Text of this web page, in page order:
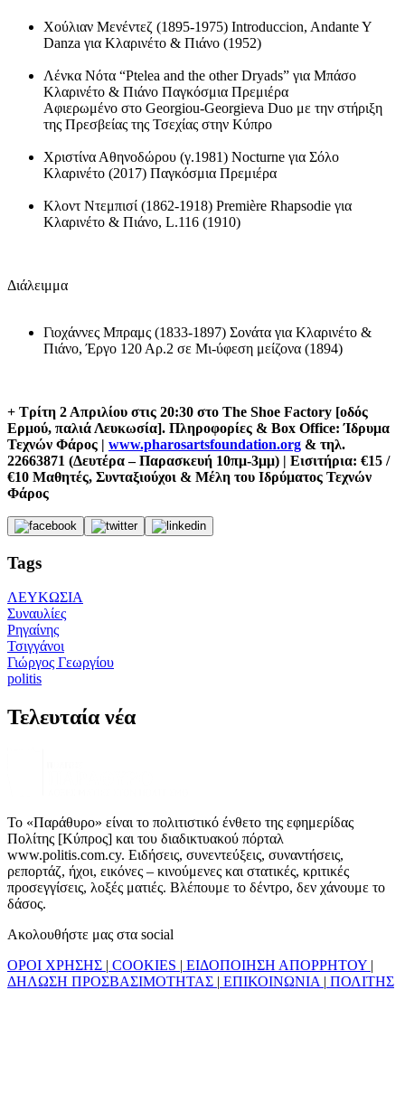
Χούλιαν Μενέντεζ (1895-1975) Introduccion, Andante Y
Danza για Κλαρινέτο & Πιάνο (1952)
Λένκα Νότα “Ptelea and the other Dryads” για Μπάσο
Κλαρινέτο & Πιάνο Παγκόσμια Πρεμιέρα
Αφιερωμένο στο Georgiou-Georgieva Duo με την στήριξη
της Πρεσβείας της Τσεχίας στην Κύπρο
Χριστίνα Αθηνοδώρου (γ.1981) Nocturne για Σόλο
Κλαρινέτο (2017) Παγκόσμια Πρεμιέρα
Κλοντ Ντεμπισί (1862-1918) Première Rhapsodie για
Κλαρινέτο & Πιάνο, L.116 (1910)
Διάλειμμα
Γιοχάννες Μπραμς (1833-1897) Σονάτα για Κλαρινέτο &
Πιάνο, Έργο 120 Αρ.2 σε Μι-ύφεση μείζονα (1894)
+ Τρίτη 2 Απριλίου στις 20:30 στο The Shoe Factory [οδός
Ερμού, παλιά Λευκωσία]. Πληροφορίες & Box Office: Ίδρυμα
Τεχνών Φάρος | www.pharosartsfoundation.org & τηλ.
22663871 (Δευτέρα – Παρασκευή 10πμ-3μμ) | Εισιτήρια: €15 /
€10 Μαθητές, Συνταξιούχοι & Μέλη του Ιδρύματος Τεχνών
Φάρος
Tags
ΛΕΥΚΩΣΙΑ
Συναυλίες
Ρηγαίνης
Τσιγγάνοι
Γιώργος Γεωργίου
politis
Τελευταία νέα
Το «Παράθυρο» είναι το πολιτιστικό ένθετο της εφημερίδας
Πολίτης [Κύπρος] και του διαδικτυακού πόρταλ
www.politis.com.cy. Ειδήσεις, συνεντεύξεις, συναντήσεις,
ρεπορτάζ, ήχοι, εικόνες – κινούμενες και στατικές, κριτικές
προσεγγίσεις, λοξές ματιές. Βλέπουμε το δέντρο, δεν χάνουμε το
δάσος.
Ακολουθήστε μας στα social
ΟΡΟΙ ΧΡΗΣΗΣ | COOKIES | ΕΙΔΟΠΟΙΗΣΗ ΑΠΟΡΡΗΤΟΥ |
ΔΗΛΩΣΗ ΠΡΟΣΒΑΣΙΜΟΤΗΤΑΣ | ΕΠΙΚΟΙΝΩΝΙΑ | ΠΟΛΙΤΗΣ